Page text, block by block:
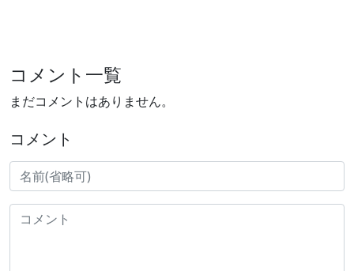
コメント一覧
まだコメントはありません。
コメント